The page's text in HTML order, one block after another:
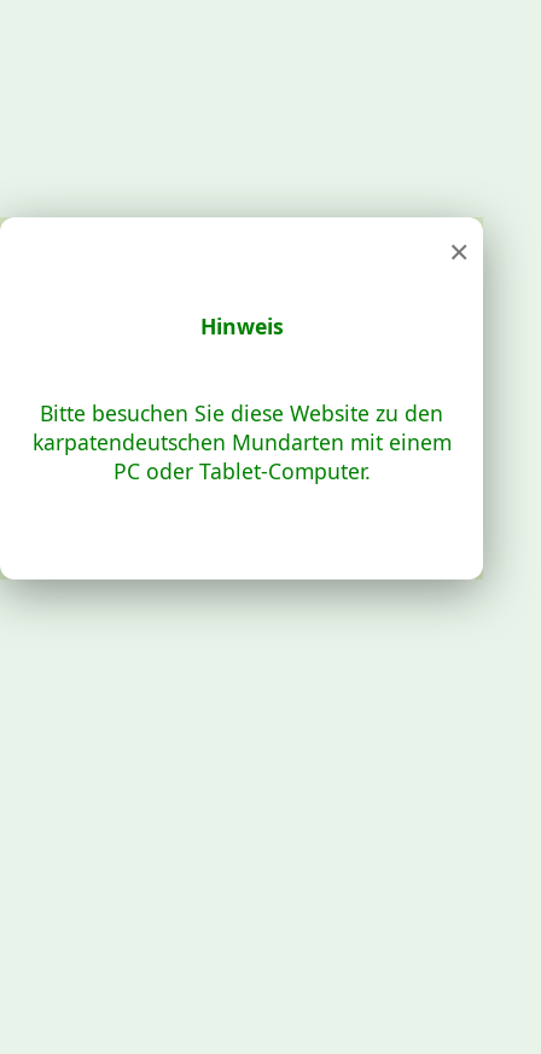
×
Hinweis
Bitte besuchen Sie diese Website zu den
karpatendeutschen Mundarten mit einem
PC oder Tablet-Computer.